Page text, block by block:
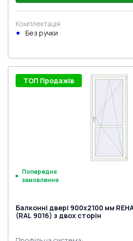
Комплектація
Без ручки
ТОП Продажів
Попереднє
замовлення
Балконні двері 900x2100 мм
(RAL 9016) з двох сторін